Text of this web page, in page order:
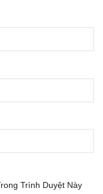
Trình Duyệt Này